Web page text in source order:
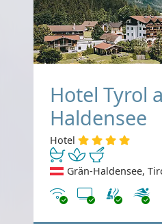
Hotel Tyrol
Haldensee
Hotel
Grän-Haldensee,
Internet
TV